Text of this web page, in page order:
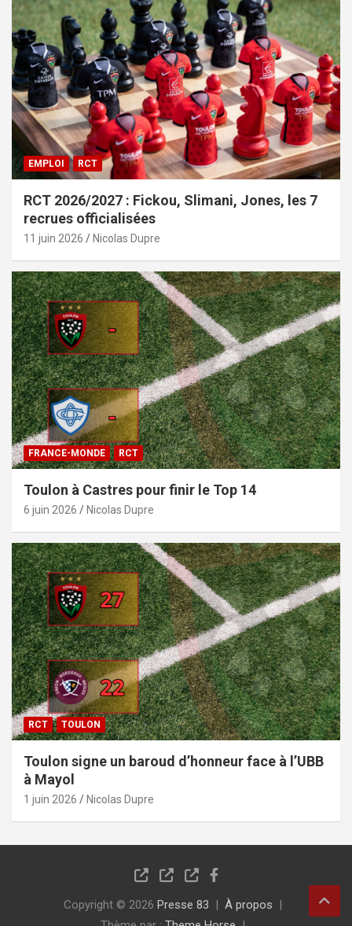
EMPLOI RCT
RCT 2026/2027 : Fickou, Slimani, Jones, les 7
recrues officialisées
11 juin 2026 Nicolas Dupre
FRANCE-MONDE RCT
Toulon à Castres pour finir le Top 14
6 juin 2026 Nicolas Dupre
RCT TOULON
Toulon signe un baroud d’honneur face à l’UBB
à Mayol
1 juin 2026 Nicolas Dupre
Copyright © 2026 Presse 83
À propos